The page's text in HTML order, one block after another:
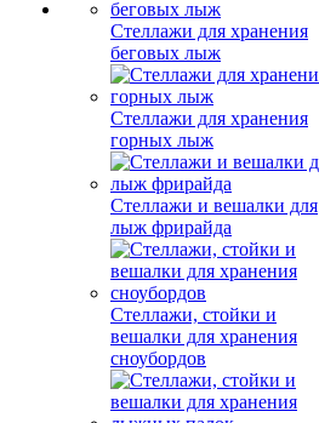
Стеллажи для хранения
беговых лыж
Стеллажи для хранения
горных лыж
Стеллажи и вешалки для
лыж фрирайда
Стеллажи, стойки и
вешалки для хранения
сноубордов